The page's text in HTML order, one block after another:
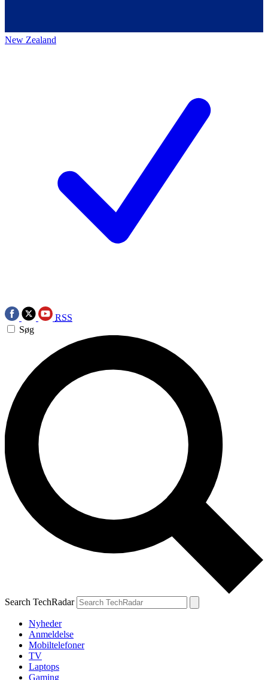
New Zealand
RSS
Søg
Search TechRadar
Nyheder
Anmeldelse
Mobiltelefoner
TV
Laptops
Gaming